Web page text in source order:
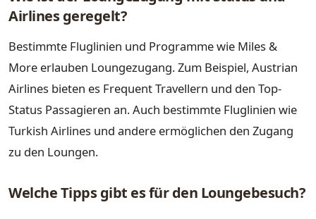
Airlines geregelt?
Bestimmte Fluglinien und Programme wie Miles &
More erlauben Loungezugang. Zum Beispiel, Austrian
Airlines bieten es Frequent Travellern und den Top-
Status Passagieren an. Auch bestimmte Fluglinien wie
Turkish Airlines und andere ermöglichen den Zugang
zu den Loungen.
Welche Tipps gibt es für den Loungebesuch?